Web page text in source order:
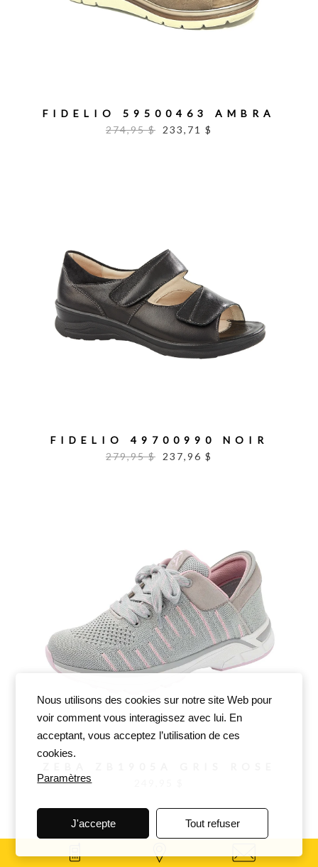
FIDELIO 59500463 AMBRA
274,95 $
233,71 $
FIDELIO 49700990 NOIR
279,95 $
237,96 $
Nous utilisons des cookies sur notre site Web pour
voir comment vous interagissez avec lui. En
acceptant, vous acceptez l’utilisation de ces
cookies.
Paramètres
J'accepte Tout refuser